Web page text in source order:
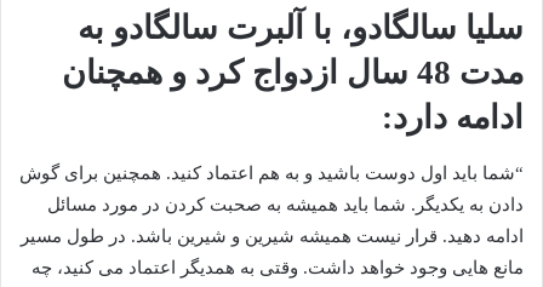
سلیا سالگادو، با آلبرت سالگادو به
مدت 48 سال ازدواج کرد و همچنان
ادامه دارد:
“شما باید اول دوست باشید و به هم اعتماد کنید. همچنین برای گوش
دادن به یکدیگر. شما باید همیشه به صحبت کردن در مورد مسائل
ادامه دهید. قرار نیست همیشه شیرین و شیرین باشد. در طول مسیر
مانع هایی وجود خواهد داشت. وقتی به همدیگر اعتماد می کنید، چه